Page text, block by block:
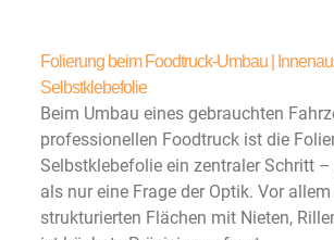
Folierung beim Foodtruck-Umbau |
Selbstklebefolie
Beim Umbau eines gebrauchten
professionellen Foodtruck ist die
Selbstklebefolie ein zentraler Schritt
als nur eine Frage der Optik. Vor allem
strukturierten Flächen mit Nieten,